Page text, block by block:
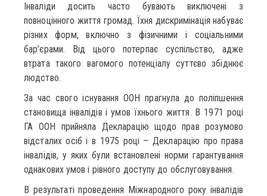
Інваліди досить часто бувають виключені з
повноцінного життя громад. Їхня дискримінація набуває
різних форм, включно з фізичними і соціальними
бар’єрами. Від цього потерпає суспільство, адже
втрата такого вагомого потенціалу суттєво збіднює
людство.
За час свого існування ООН прагнула до поліпшення
становища інвалідів і умов їхнього життя. В 1971 році
ГА ООН прийняла Декларацію щодо прав розумово
відсталих осіб і в 1975 році – Декларацію про права
інвалідів, у яких були встановлені норми гарантування
однакових умов і рівного доступу до обслуговування.
В результаті проведення Міжнародного року інвалідів